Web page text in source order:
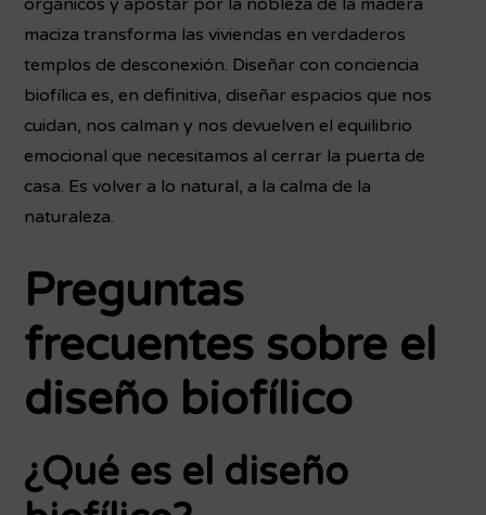
maciza transforma las viviendas en verdaderos
templos de desconexión. Diseñar con conciencia
biofílica es, en definitiva, diseñar espacios que nos
cuidan, nos calman y nos devuelven el equilibrio
emocional que necesitamos al cerrar la puerta de
casa. Es volver a lo natural, a la calma de la
naturaleza.
Preguntas
frecuentes sobre el
diseño biofílico
¿Qué es el diseño